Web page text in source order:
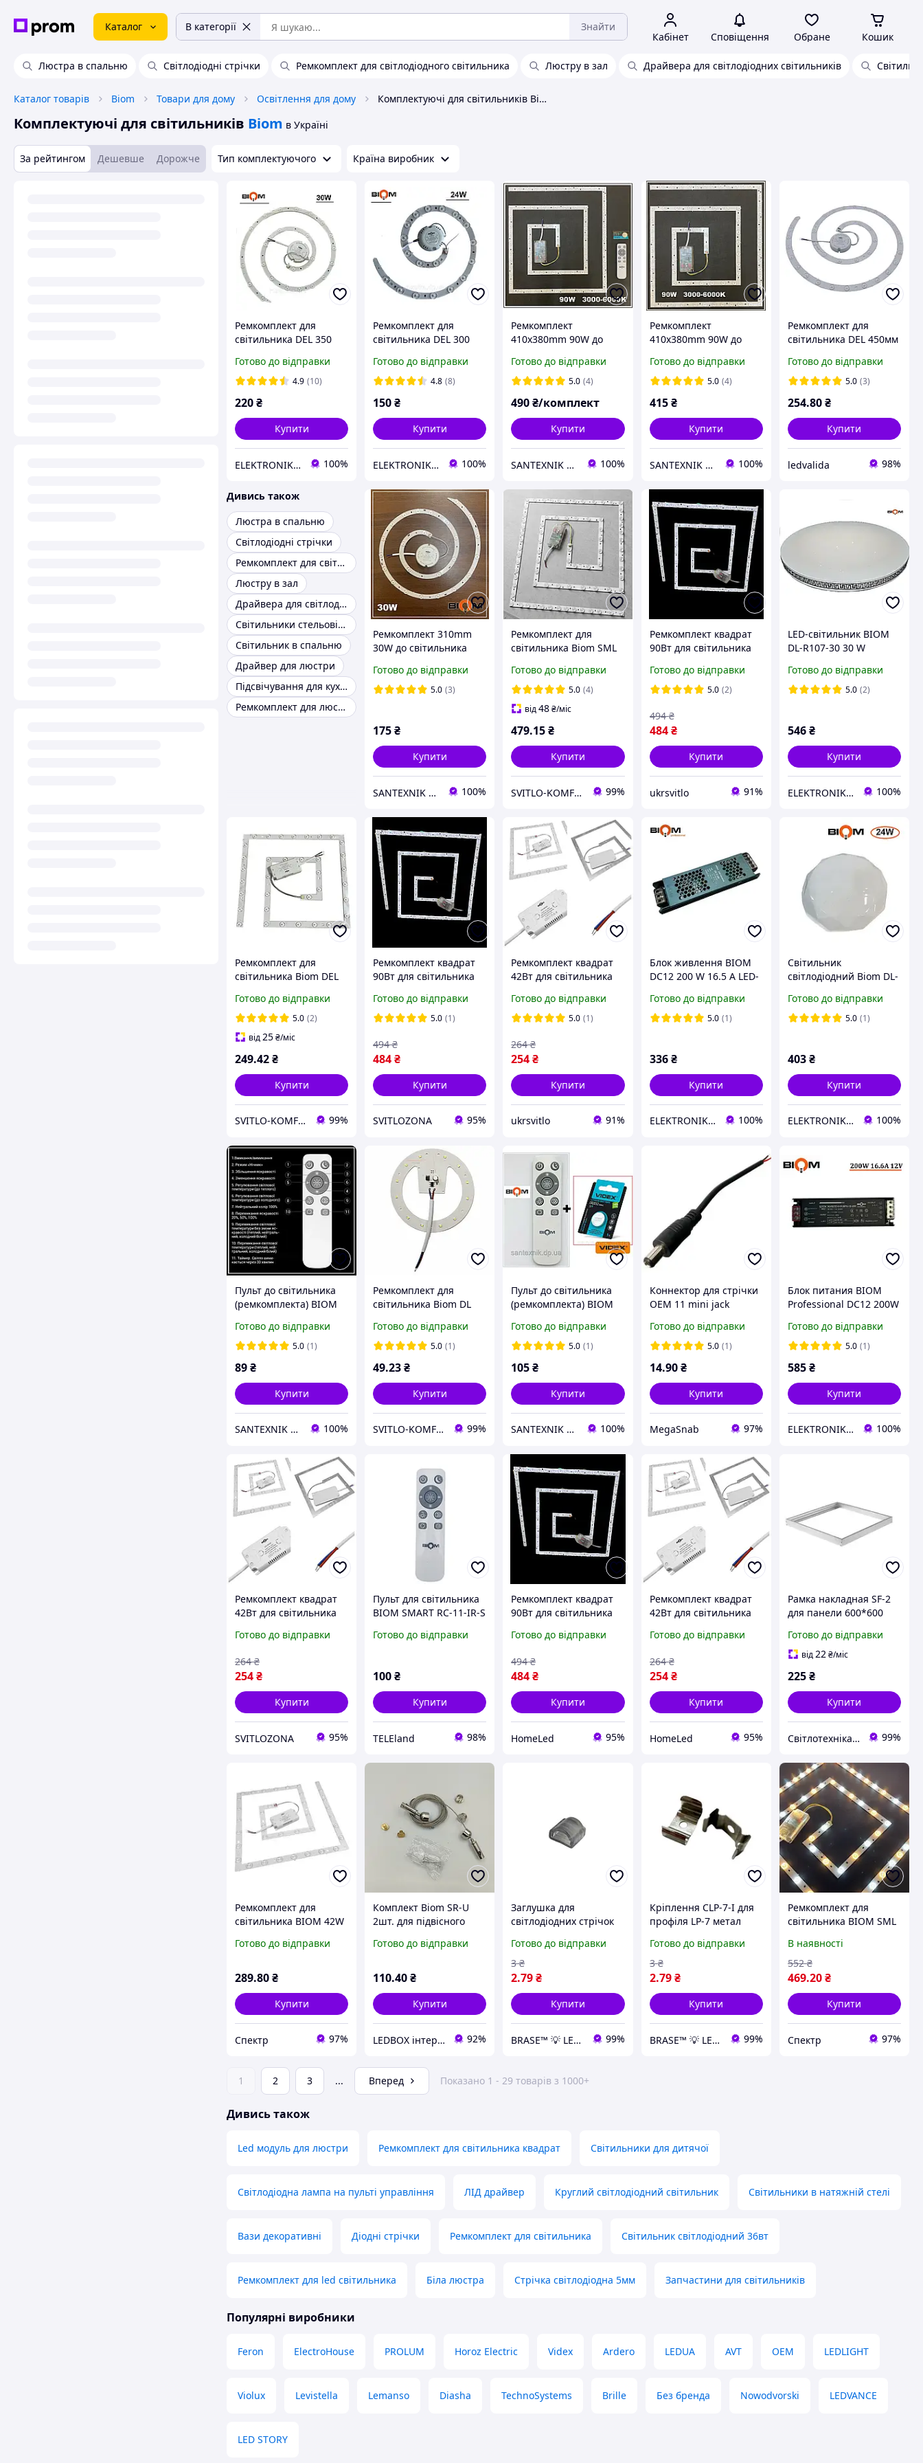
Каталог В категорії Знайти
Кабінет Сповіщення Обране Кошик
Люстра в спальню Світлодіодні стрічки Ремкомплект для світлодіодного світильника Люстру в зал Драйвера для світлодіодних світильників
Каталог товарів Biom Товари для дому Освітлення для дому Комплектуючі для світильників Biom
Комплектуючі для світильників Biom в Україні
За рейтингом Дешевше Дорожче Тип комплектуючого Країна виробник
Ремкомплект для
світильника DEL 350
BIOM КРУГ
Готово до відправки
4.9 (10)
220₴
Купити
ELEKTRONIK DP.UA 100%
Ремкомплект для
світильника DEL 300
BIOM КРУГ
Готово до відправки
4.8 (8)
150₴
Купити
ELEKTRONIK DP.UA 100%
Ремкомплект
410х380mm 90W до
(з пультом) Led-модуль
BIOM Квадрат
Готово до відправки
5.0 (4)
490₴/комплект
Купити
SANTEXNIK DP.UA 100%
Ремкомплект
410х380mm 90W до
Led-модуль BIOM
Квадрат (під пульт)
Готово до відправки
5.0 (4)
415 ₴
Купити
SANTEXNIK DP.UA 100%
Ремкомплект для
світильника DEL 450мм
Готово до відправки
5.0 (3)
254.80₴
Купити
ledvalida 98%
Дивись також
Люстра в спальню
Світлодіодні стрічки
Ремкомплект для світлодіодного світильника
Люстру в зал
Драйвера для світлодіодних світильників
Світильники стельові LED
Світильник в спальню
Драйвер для люстри
Підсвічування для кухні під шафи
Ремкомплект для люстри
Ремкомплект 310mm
30W до світильника
BIOM Коло
Готово до відправки
5.0 (3)
175₴
Купити
SANTEXNIK DP.UA 100%
Ремкомплект для
світильника Biom SML
90W
Готово до відправки
5.0 (4)
від48₴/міс
479.15₴
Купити
SVITLO-KOMFORT 99%
Ремкомплект квадрат
90Вт для світильника
стельової люстри) SML
500х500мм, під пульт
Готово до відправки
5.0 (2)
484 ₴
494 ₴
Купити
ukrsvitlo 91%
LED-світильник BIOM
DL-R107-30 30 W
Д/К, зоряне небо
Готово до відправки
5.0 (2)
546₴
Купити
ELEKTRONIK DP.UA 100%
Ремкомплект для
світильника Biom DEL
42W
Готово до відправки
5.0 (2)
від 25₴/міс
249.42₴
Купити
SVITLO-KOMFORT 99%
Ремкомплект квадрат
90Вт для світильника
стельової люстри) SML
500х500мм, під пульт
Готово до відправки
5.0 (1)
484₴
494 ₴
Купити
SVITLOZONA 95%
Ремкомплект квадрат
42Вт для світильника
стельової люстри) DEL
400х400мм, не під
Готово до відправки
5.0 (1)
254₴
264 ₴
Купити
ukrsvitlo 91%
Блок живлення BIOM
DC12 200 W 16.5 А LED-
Готово до відправки
5.0 (1)
336 ₴
Купити
ELEKTRONIK DP.UA 100%
Світильник
світлодіодний Biom DL-
Готово до відправки
5.0 (1)
403₴
Купити
ELEKTRONIK DP.UA 100%
Пульт до світильника
(ремкомплекта) BIOM
Готово до відправки
5.0 (1)
89₴
Купити
SANTEXNIK DP.UA 100%
Ремкомплект для
світильника Biom DL
Готово до відправки
5.0 (1)
49.23₴
Купити
SVITLO-KOMFORT 99%
Пульт до світильника
(ремкомплекта) BIOM
Готово до відправки
5.0 (1)
105₴
Купити
SANTEXNIK DP.UA 100%
Коннектор для стрічки
ОЕМ 11 mini jack
дротом 15sм
Готово до відправки
5.0 (1)
14.90 ₴
Купити
MegaSnab 97%
Блок питания BIOM
Professional DC12 200W
Готово до відправки
5.0 (1)
585₴
Купити
ELEKTRONIK DP.UA 100%
Ремкомплект квадрат
42Вт для світильника
стельової люстри) DEL
пульт
Готово до відправки
254₴
264 ₴
Купити
SVITLOZONA 95%
Пульт для світильника
BIOM SMART RC-11-IR-S
Готово до відправки
100₴
Купити
TELEland 98%
Ремкомплект квадрат
90Вт для світильника
стельової люстри) SML
Готово до відправки
484₴
494 ₴
Купити
HomeLed 95%
Ремкомплект квадрат
42Вт для світильника
стельової люстри) DEL
пульт
Готово до відправки
254 ₴
264 ₴
Купити
HomeLed 95%
Рамка накладная SF-2
для панели 600*600
Готово до відправки
від22₴/міс
225₴
Купити
Світлотехніка !!! 99%
Ремкомплект для
світильника BIOM 42W
драйвер
Готово до відправки
289.80₴
Купити
Спектр 97%
Комплект Biom SR-U
2шт. для підвісного
(трос 2шт по 1м +
Готово до відправки
110.40₴
Купити
LEDBOX інтернет-магазин 92%
Заглушка для
світлодіодних стрічок
Готово до відправки
2.79₴
3 ₴
Купити
BRASE™ 💡 LED-освітлення | ⚔️ Тактичне спорядження та одяг 99%
Кріплення CLP-7-I для
профіля LP-7 метал
Готово до відправки
2.79 ₴
3 ₴
Купити
BRASE™ 💡 LED-освітлення | ⚔️ Тактичне спорядження та одяг 99%
Ремкомплект для
світильника BIOM SML
(плата+драйвер)
500/500мм
В наявності
469.20₴
552 ₴
Купити
Спектр 97%
1 2 3 ... Вперед Показано 1 - 29 товарів з 1000+
Дивись також
Led модуль для люстри Ремкомплект для світильника квадрат Світильники для дитячої
Світлодіодна лампа на пульті управління ЛІД драйвер Круглий світлодіодний світильник Світильники в натяжній стелі
Вази декоративні Діодні стрічки Ремкомплект для світильника Світильник світлодіодний 36вт
Ремкомплект для led світильника Біла люстра Стрічка світлодіодна 5мм Запчастини для світильників
Популярні виробники
Feron ElectroHouse PROLUM Horoz Electric Videx Ardero LEDUA AVT OEM LEDLIGHT
Violux Levistella Lemanso Diasha TechnoSystems Brille Без бренда Nowodvorski LEDVANCE
LED STORY